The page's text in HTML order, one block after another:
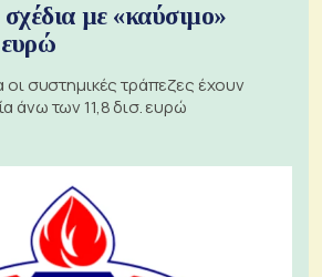
με «καύσιμο»
συστημικές τράπεζες έχουν
άνω των 11,8 δισ. ευρώ